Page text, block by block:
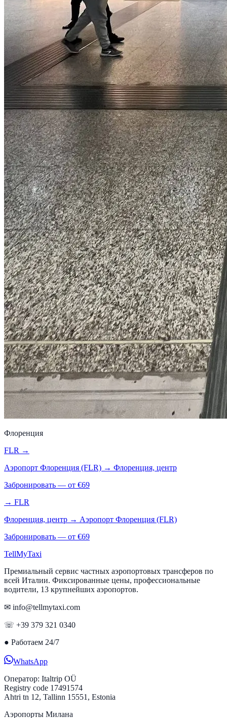
Флоренция
FLR →
Аэропорт Флоренция (FLR) → Флоренция, центр
Забронировать — от €69
→ FLR
Флоренция, центр → Аэропорт Флоренция (FLR)
Забронировать — от €69
TellMyTaxi
Премиальный сервис частных аэропортовых трансферов по
всей Италии. Фиксированные цены, профессиональные
водители, 13 крупнейших аэропортов.
✉ info@tellmytaxi.com
☏ +39 379 321 0340
● Работаем 24/7
WhatsApp
Оператор: Italtrip OÜ
Registry code 17491574
Ahtri tn 12, Tallinn 15551, Estonia
Аэропорты Милана